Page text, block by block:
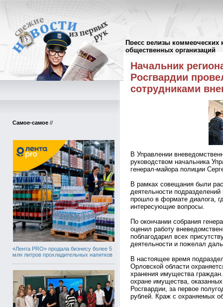
Пресс релизы коммерческих
общественных организаций
Самое-самое //
«Лента PRO» продала бизнесу более 5
млн литров прохладительных напитков
Пресс-релизы//
Начальник
Росгвардии
сотрудниками
В Управлении
руководством начальника
генерал-майора полиции
В рамках совещания были
деятельности
прошло в формате диалога,
интересующие вопросы.
По окончании собрания
оценил работу
поблагодарил всех
деятельности и пожелал
В настоящее время
Орловской области
хранения имущества
охране имущества,
Росгвардии, за первое
рублей. Краж с охраняемых